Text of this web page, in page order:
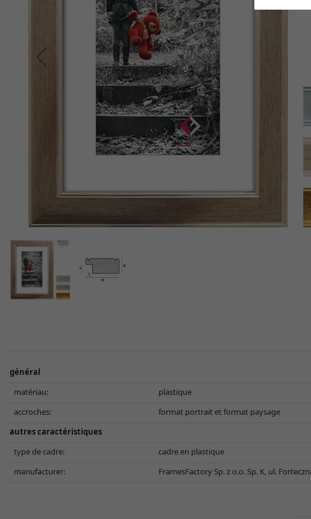
Retour
général
matériau:
plastique
accroches:
format portrait et format paysage
autres caractéristiques
type de cadre:
cadre en plastique
manufacturer:
FramesFactory Sp. z o.o. Sp. K, ul.